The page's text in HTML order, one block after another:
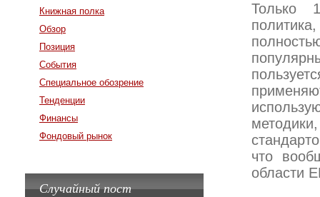
Только
что
области
Книжная полка
Обзор
Позиция
События
Специальное обозрение
Тенденции
Финансы
Фондовый рынок
Случайный пост